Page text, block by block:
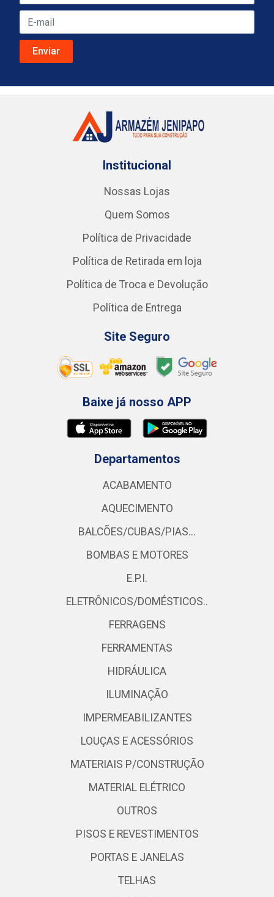
Institucional
Nossas Lojas
Quem Somos
Política de Privacidade
Política de Retirada em loja
Política de Troca e Devolução
Política de Entrega
Site Seguro
Baixe já nosso APP
Departamentos
ACABAMENTO
AQUECIMENTO
BALCÕES/CUBAS/PIAS...
BOMBAS E MOTORES
E.P.I.
ELETRÔNICOS/DOMÉSTICOS..
FERRAGENS
FERRAMENTAS
HIDRÁULICA
ILUMINAÇÃO
IMPERMEABILIZANTES
LOUÇAS E ACESSÓRIOS
MATERIAIS P/CONSTRUÇÃO
MATERIAL ELÉTRICO
OUTROS
PISOS E REVESTIMENTOS
PORTAS E JANELAS
TELHAS